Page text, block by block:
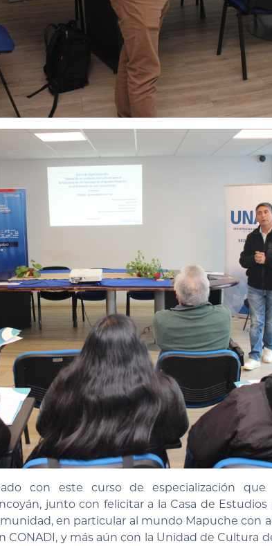
con este curso de especialización que
junto con felicitar a la Casa de Estudios
en particular al mundo Mapuche con
CONADI, y más aún con la Unidad de Cultura